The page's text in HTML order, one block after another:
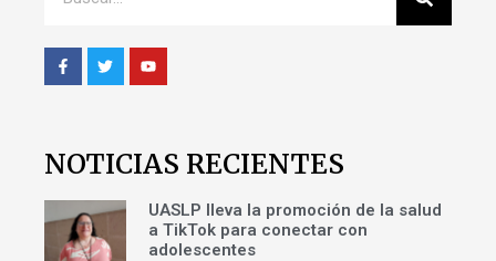
NOTICIAS RECIENTES
UASLP lleva la promoción de la salud
a TikTok para conectar con
adolescentes